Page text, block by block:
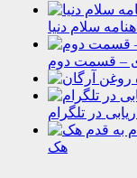
سلام دنیا
– قسمت دوم
در تلگرام
هک